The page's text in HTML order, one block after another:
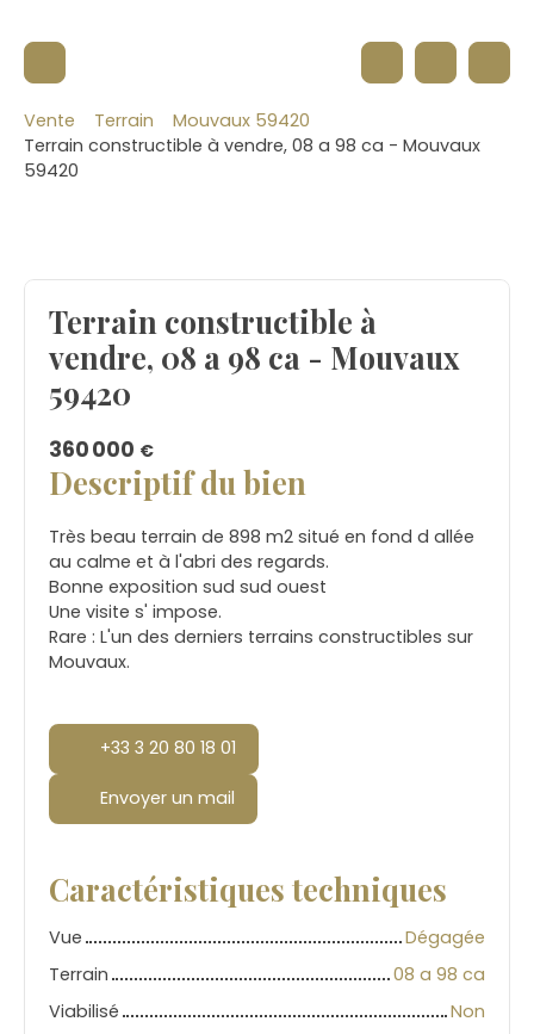
Vente Terrain
Mouvaux 59420
Terrain constructible à vendre, 08 a 98 ca - Mouvaux
59420
Terrain constructible à
vendre, 08 a 98 ca - Mouvaux
59420
360 000 €
Descriptif du bien
Très beau terrain de 898 m2 situé en fond d allée
au calme et à l'abri des regards.
Bonne exposition sud sud ouest
Une visite s' impose.
Rare : L'un des derniers terrains constructibles sur
Mouvaux.
+33 3 20 80 18 01
Envoyer un mail
Caractéristiques techniques
Vue
Dégagée
Terrain
08 a 98 ca
Viabilisé
Non